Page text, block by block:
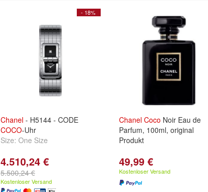
- 18%
Chanel - H5144 - CODE
COCO-Uhr
Size: One Size
4.510,24 €
5.500,24 €
Kostenloser Versand
Chanel Coco Noir Eau de
Parfum, 100ml, original
Produkt
49,99 €
Kostenloser Versand